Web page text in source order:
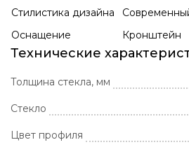
Стилистика дизайна
Оснащение
Кронштейн
Технические
Толщина стекла, мм
Стекло
Цвет профиля